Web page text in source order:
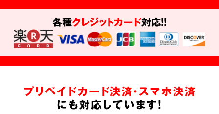
各種クレジットカード対応!!
プリペイドカード決済・スマホ決済
にも対応しています!